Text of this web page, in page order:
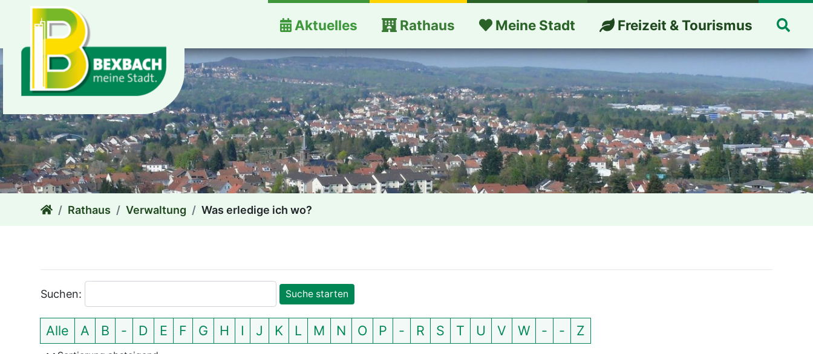
zum Inhalt
Aktuelles Rathaus Meine Stadt Freizeit & Tourismus
Rathaus Verwaltung Was erledige ich wo?
Suchen:
Alle Einträge zeigen
A B - D E F G H I J K L M N O P - R S T U V W - - Z